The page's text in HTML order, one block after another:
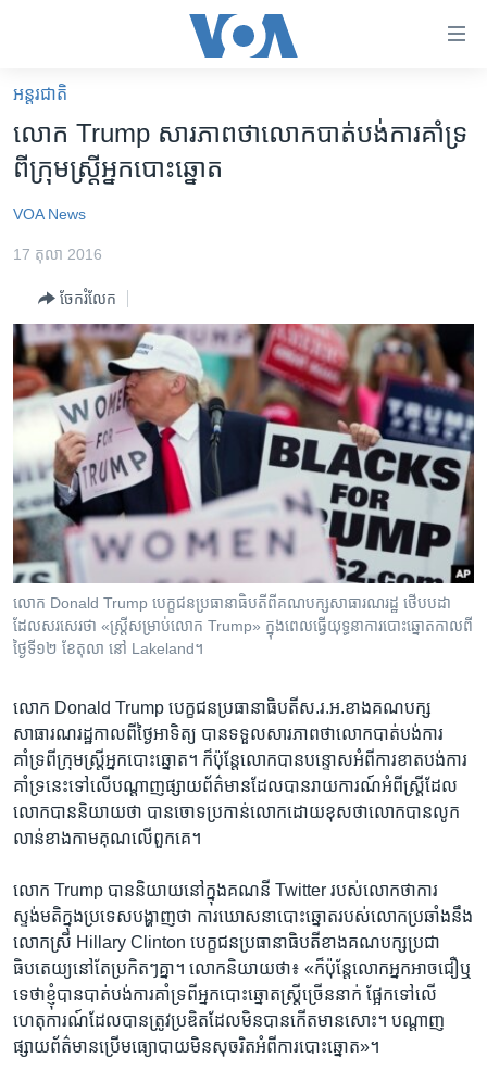
គេហទំព័រ​
ទាក់ទង
រំលង​
និង​
ទំព័រ​
ម្តង
រំលង​
និង​
ទំព័រ​
រចនា
សម្ព័ន្ធ​
រំលង​
និង​
ទៅ​
កាន់​
អន្តរជាតិ
ហេឡូវីអូអេ
កម្ពុជាច្នៃប្រតិដ្ឋ
ព្រឹត្តិការណ៍ព័ត៌មាន
ទូរទស្សន៍ / វីដេអូ​
វិទ្យុ / ផតខាសថ៍
កម្មវិធីទាំងអស់
Khmer English
បណ្តាញ​សង្គម
អន្តរជាតិ
លោក​ Trump ​សារភាព​ថា​លោក​បាត់​បង់ការ​គាំទ្រ​
ពី​ក្រុម​ស្ត្រី​អ្នក​បោះ​ឆ្នោត
VOA News
17 តុលា 2016
ចែករំលែក
លោក Donald Trump បេក្ខជន​ប្រធានាធិបតី​ពី​គណបក្ស​សាធារណរដ្ឋ ថើប​បដា​
ដែល​សរសេរ​ថា «ស្ត្រី​សម្រាប់​លោក​ Trump» ក្នុង​ពេល​ធ្វើ​យុទ្ធនាការ​បោះ​ឆ្នោត​កាល​ពី​
ថ្ងៃ​ទី​១២ ខែ​តុលា នៅ Lakeland។
លោក Donald Trump បេក្ខជន​ប្រធានាធិបតី​ស.រ.អ.ខាង​គណបក្ស​
សាធារណរដ្ឋ​កាលពី​ថ្ងៃ​អាទិត្យ ​បា​ន​ទទួល​សារភាព​ថា​លោក​បាត់​បង់​ការ​
គាំទ្រ​ពី​ក្រុម​ស្ត្រី​អ្នក​បោះ​ឆ្នោត។​ ក៏​ប៉ុន្តែ​លោក​បាន​បន្ទោស​អំពីការ​ខាតបង់ការ​
គាំទ្រ​នេះ​ទៅ​លើ​បណ្តាញ​ផ្សាយ​ព័ត៌មាន​ដែល​បាន​រាយការណ៍អំពី​ស្ត្រី​ដែល​
លោក​បាន​និយាយ​ថា​ បាន​ចោទ​ប្រកាន់​លោក​ដោយ​ខុស​ថា​លោក​បាន​លូក​
លាន់​ខាង​កាមគុណ​លើ​ពួក​គេ។​
លោក Trump បាន​និយាយ​នៅ​ក្នុង​គណនី Twitter ​របស់​លោក​ថា​ការ​
ស្ទង់មតិ​ក្នុង​ប្រទេសបង្ហាញ​ថា​ ការ​ឃោសនា​បោះឆ្នោត​របស់​លោក​ប្រឆាំង​នឹង​
លោកស្រី​ Hillary Clinton ​បេក្ខជន​ប្រធានាធិបតី​ខាង​គណបក្ស​ប្រជា
ធិបតេយ្យ​នៅ​តែ​ប្រកិតៗ​គ្នា។ លោក​និយាយ​ថា៖ «ក៏​ប៉ុន្តែ​លោក​អ្នកអាច​ជឿឬ​
ទេ​ថា​ខ្ញុំ​បាន​បាត់​បង់​ការ​គាំទ្រ​ពី​អ្នកបោះ​ឆ្នោត​ស្ត្រីច្រើន​នាក់​ ផ្អែក​ទៅ​លើ​
ហេតុការណ៍​ដែល​បាន​ត្រូវ​ប្រឌិត​ដែល​មិន​បាន​កើត​មាន​សោះ។ បណ្តាញ​
ផ្សាយ​ព័ត៌មាន​ប្រើ​មធ្យោបាយ​មិន​សុចរិត​អំពី​ការបោះឆ្នោត»។